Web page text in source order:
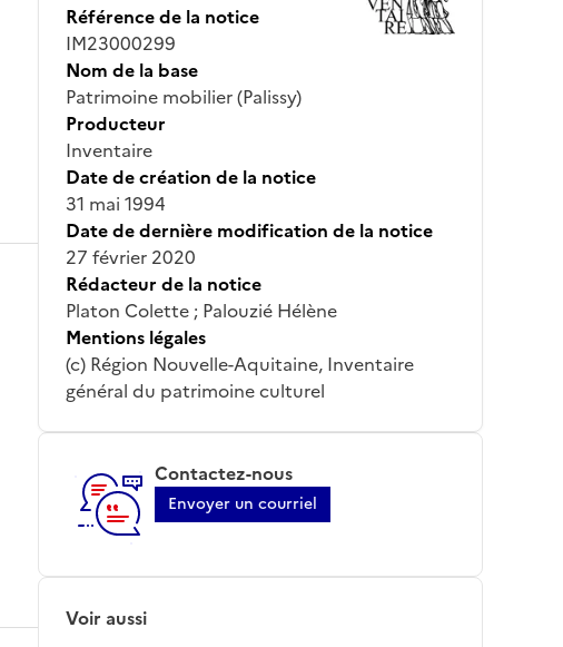
Référence de la notice
IM23000299
Nom de la base
Patrimoine mobilier (Palissy)
Producteur
Inventaire
Date de création de la notice
31 mai 1994
Date de dernière modification de la notice
27 février 2020
Rédacteur de la notice
Platon Colette ; Palouzié Hélène
Mentions légales
(c) Région Nouvelle-Aquitaine, Inventaire
général du patrimoine culturel
Contactez-nous
Envoyer un courriel
Voir aussi